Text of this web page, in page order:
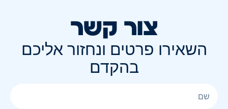
צור קשר
השאירו פרטים ונחזור אליכם
בהקדם